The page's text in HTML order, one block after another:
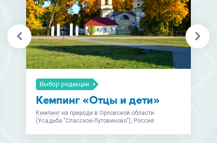
Выбор редакции
Кемпинг «Отцы и дети»
Кемпинг на природе в Орловской области
(Усадьба "Спасское-Лутовиново"), Россия